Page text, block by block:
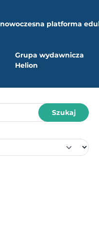
nowoczesna platforma
Grupa wydawnicza
Helion
Szukaj